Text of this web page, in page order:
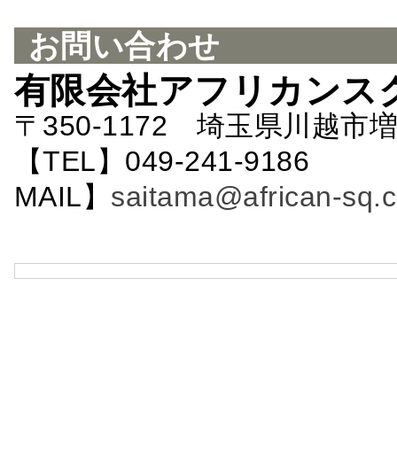
お問い合わせ
有限会社アフリカンス
〒350-1172 埼玉県川越市
【TEL】049-241-
MAIL】 saitama@african-